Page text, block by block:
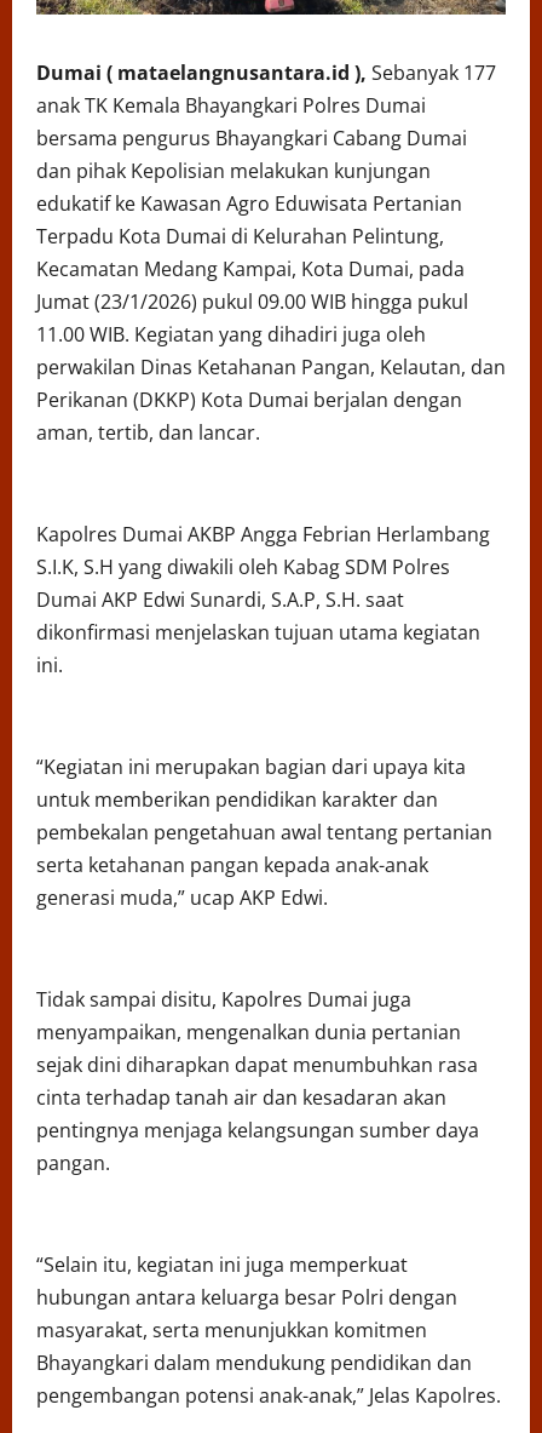
Dumai ( mataelangnusantara.id ), Sebanyak 177
anak TK Kemala Bhayangkari Polres Dumai
bersama pengurus Bhayangkari Cabang Dumai
dan pihak Kepolisian melakukan kunjungan
edukatif ke Kawasan Agro Eduwisata Pertanian
Terpadu Kota Dumai di Kelurahan Pelintung,
Kecamatan Medang Kampai, Kota Dumai, pada
Jumat (23/1/2026) pukul 09.00 WIB hingga pukul
11.00 WIB. Kegiatan yang dihadiri juga oleh
perwakilan Dinas Ketahanan Pangan, Kelautan, dan
Perikanan (DKKP) Kota Dumai berjalan dengan
aman, tertib, dan lancar.
Kapolres Dumai AKBP Angga Febrian Herlambang
S.I.K, S.H yang diwakili oleh Kabag SDM Polres
Dumai AKP Edwi Sunardi, S.A.P, S.H. saat
dikonfirmasi menjelaskan tujuan utama kegiatan
ini.
“Kegiatan ini merupakan bagian dari upaya kita
untuk memberikan pendidikan karakter dan
pembekalan pengetahuan awal tentang pertanian
serta ketahanan pangan kepada anak-anak
generasi muda,” ucap AKP Edwi.
Tidak sampai disitu, Kapolres Dumai juga
menyampaikan, mengenalkan dunia pertanian
sejak dini diharapkan dapat menumbuhkan rasa
cinta terhadap tanah air dan kesadaran akan
pentingnya menjaga kelangsungan sumber daya
pangan.
“Selain itu, kegiatan ini juga memperkuat
hubungan antara keluarga besar Polri dengan
masyarakat, serta menunjukkan komitmen
Bhayangkari dalam mendukung pendidikan dan
pengembangan potensi anak-anak,” Jelas Kapolres.